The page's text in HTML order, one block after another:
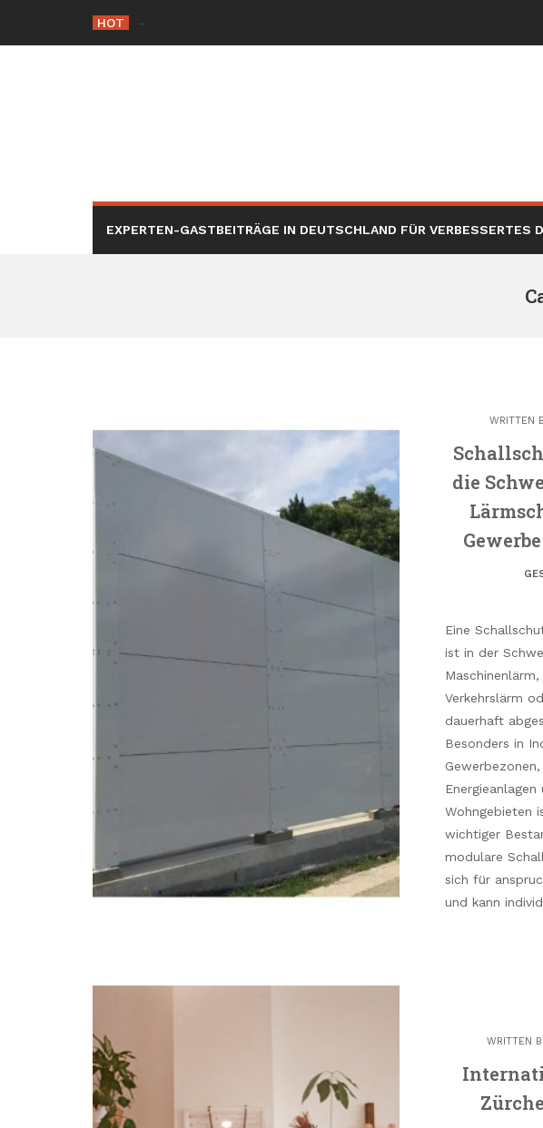
content
HOT Die Rolle der Hacker éthique in der Cybersicherheit in Frankreich
EXPERTEN-GASTBEITRÄGE IN DEUTSCHLAND FÜR VERBESSERTES
WRITTEN
die
Eine
ist in der
Verkehrslärm
dauerhaft
Besonders in
Wohngebieten
wichtiger
modulare
sich für
und kann
WRITTEN